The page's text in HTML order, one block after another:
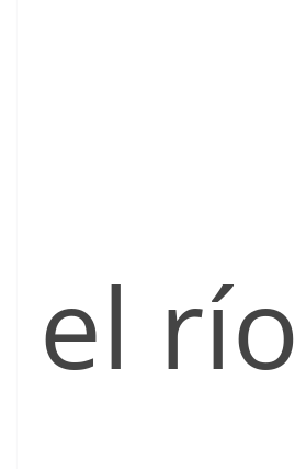
el río